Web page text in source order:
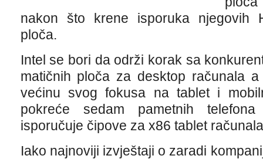
nakon što krene isporuka njegovih
ploča.
Intel se bori da održi korak sa
matičnih ploča za desktop računala
većinu svog fokusa na tablet i
pokreće sedam pametnih
isporučuje ​​čipove za x86 tablet
Iako najnoviji izvještaji o zaradi